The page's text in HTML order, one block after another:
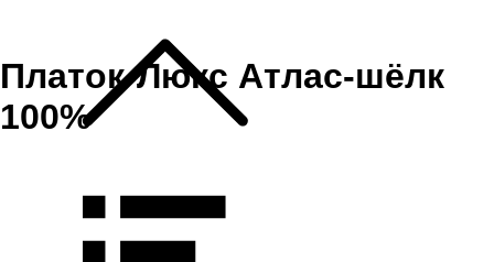
Платок-Люкс Атлас-шёлк
100%